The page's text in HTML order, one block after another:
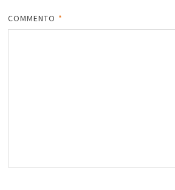
COMMENTO *